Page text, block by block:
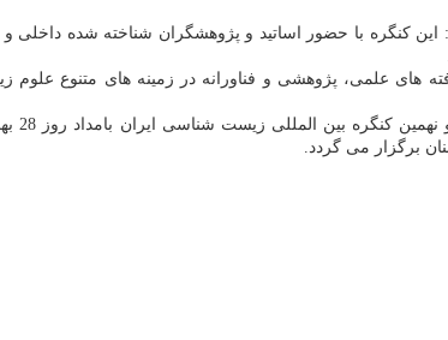
کنگره با حضور اساتید و پژوهشگران شناخته شده
های علمی، پژوهشی و فناورانه در زمینه های متنوع
به
برگزار می گردد.